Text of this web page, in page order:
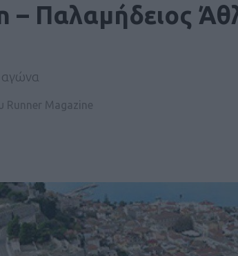
– Παλαμήδειος
αγώνα
Runner Magazine